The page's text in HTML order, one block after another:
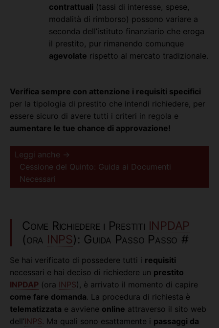
contrattuali (tassi di interesse, spese,
modalità di rimborso) possono variare a
seconda dell’istituto finanziario che eroga
il prestito, pur rimanendo comunque
agevolate rispetto al mercato tradizionale.
Verifica sempre con attenzione i requisiti specifici
per la tipologia di prestito che intendi richiedere, per
essere sicuro di avere tutti i criteri in regola e
aumentare le tue chance di approvazione!
Leggi anche →
Cessione del Quinto: Guida ai Documenti
Necessari
Come Richiedere i Prestiti INPDAP
(ora INPS): Guida Passo Passo #
Se hai verificato di possedere tutti i requisiti
necessari e hai deciso di richiedere un prestito
INPDAP (ora INPS), è arrivato il momento di capire
come fare domanda. La procedura di richiesta è
telematizzata e avviene online attraverso il sito web
dell’INPS. Ma quali sono esattamente i passaggi da